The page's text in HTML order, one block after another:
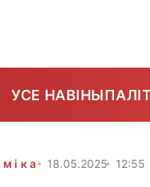
УСЕ НАВІНЫ
18.05.2025 12:55